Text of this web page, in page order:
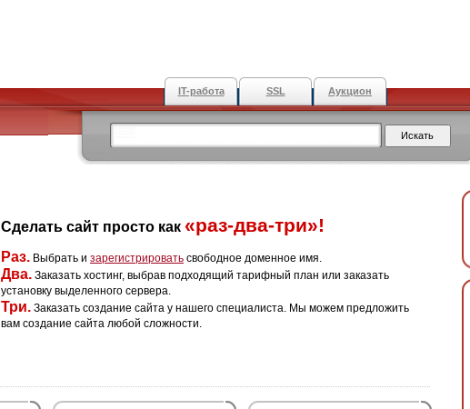
IT-работа SSL Аукцион
Сделать сайт просто как «раз-два-три»!
Раз. Выбрать и зарегистрировать свободное доменное имя.
Два. Заказать хостинг, выбрав подходящий тарифный план или заказать
установку выделенного сервера.
Три. Заказать создание сайта у нашего специалиста. Мы можем предложить
вам создание сайта любой сложности.